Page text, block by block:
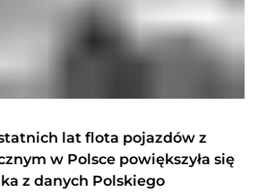
lat flota pojazdów z
w Polsce powiększyła się
z danych Polskiego